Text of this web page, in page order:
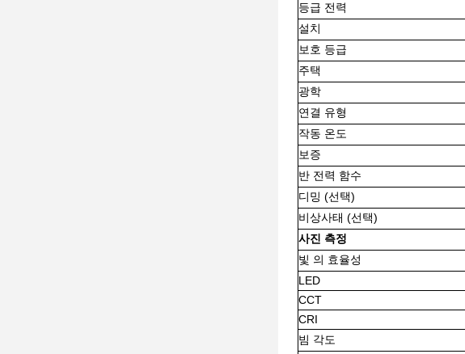
등급 전력
설치
보호 등급
주택
광학
연결 유형
작동 온도
보증
반 전력 함수
디밍 (선택)
비상사태 (선택)
사진 측정
빛 의 효율성
LED
CCT
CRI
빔 각도